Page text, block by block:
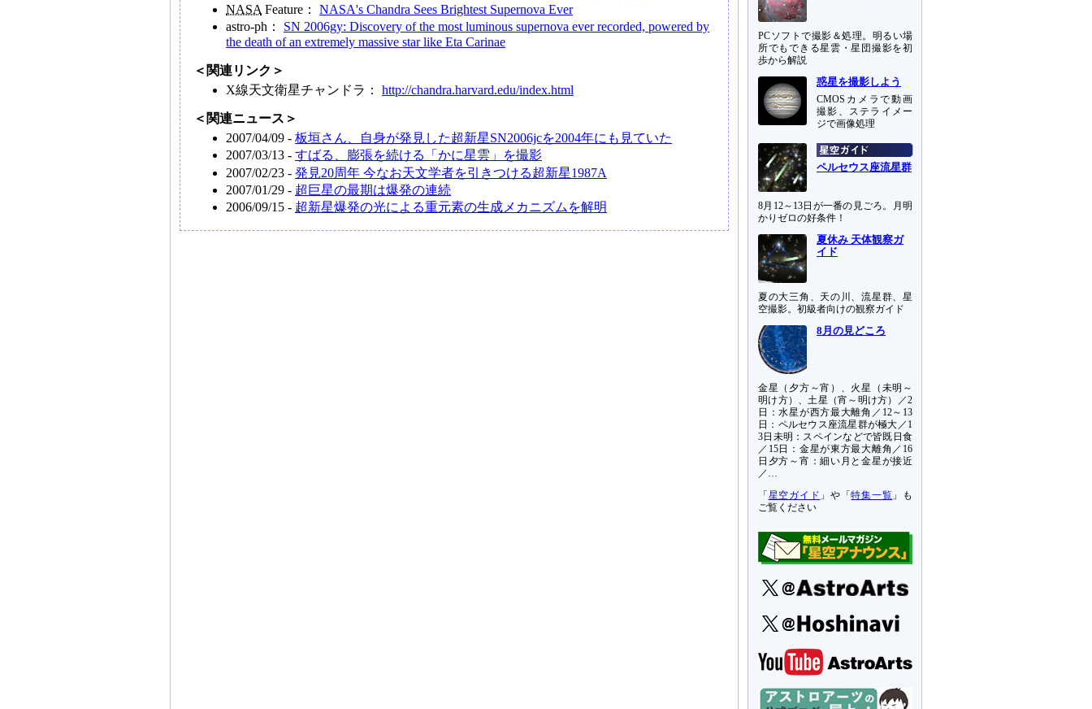
NASA Feature： NASA's Chandra Sees Brightest Supernova Ever
astro-ph： SN 2006gy: Discovery of the most luminous supernova ever recorded, powered by
the death of an extremely massive star like Eta Carinae
＜関連リンク＞
X線天文衛星チャンドラ： http://chandra.harvard.edu/index.html
＜関連ニュース＞
2007/04/09 - 板垣さん、自身が発見した超新星SN2006jcを2004年にも見ていた
2007/03/13 - すばる、膨張を続ける「かに星雲」を撮影
2007/02/23 - 発見20周年 今なお天文学者を引きつける超新星1987A
2007/01/29 - 超巨星の最期は爆発の連続
2006/09/15 - 超新星爆発の光による重元素の生成メカニズムを解明
PCソフトで撮影＆処理。明るい場
所でもできる星雲・星団撮影を初
歩から解説
惑星を撮影しよう
CMOSカメラで動画
撮影、ステライメー
ジで画像処理
ペルセウス座流星群
8月12～13日が一番の見ごろ。月明
かりゼロの好条件！
夏休み 天体観察ガ
イド
夏の大三角、天の川、流星群、星
空撮影。初級者向けの観察ガイド
8月の見どころ
金星（夕方～宵）、火星（未明～
明け方）、土星（宵～明け方）／2
日：水星が西方最大離角／12～13
日：ペルセウス座流星群が極大／1
3日未明：スペインなどで皆既日食
／15日：金星が東方最大離角／16
日夕方～宵：細い月と金星が接近
／…
「 星空ガイド 」や「特集一覧 」も
ご覧ください